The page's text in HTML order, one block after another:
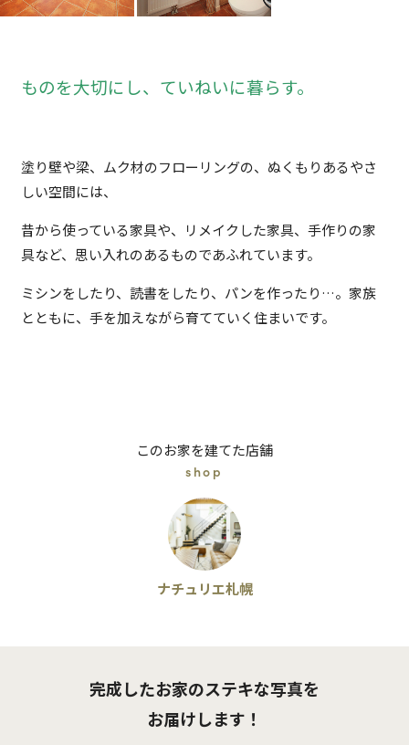
ものを大切にし、ていねいに暮らす。
塗り壁や梁、ムク材のフローリングの、ぬくもりあるやさ
しい空間には、
昔から使っている家具や、リメイクした家具、手作りの家
具など、思い入れのあるものであふれています。
ミシンをしたり、読書をしたり、パンを作ったり…。家族
とともに、手を加えながら育てていく住まいです。
このお家を建てた店舗
shop
ナチュリエ札幌
完成したお家のステキな写真を
お届けします！